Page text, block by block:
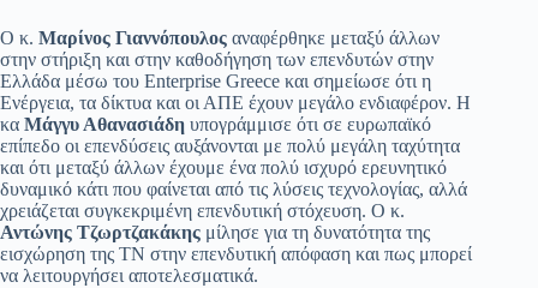
Ο κ. Μαρίνος Γιαννόπουλος αναφέρθηκε μεταξύ άλλων
στην στήριξη και στην καθοδήγηση των επενδυτών στην
Ελλάδα μέσω του Enterprise Greece και σημείωσε ότι η
Ενέργεια, τα δίκτυα και οι ΑΠΕ έχουν μεγάλο ενδιαφέρον. Η
κα Μάγγυ Αθανασιάδη υπογράμμισε ότι σε ευρωπαϊκό
επίπεδο οι επενδύσεις αυξάνονται με πολύ μεγάλη ταχύτητα
και ότι μεταξύ άλλων έχουμε ένα πολύ ισχυρό ερευνητικό
δυναμικό κάτι που φαίνεται από τις λύσεις τεχνολογίας, αλλά
χρειάζεται συγκεκριμένη επενδυτική στόχευση. O κ.
Αντώνης Τζωρτζακάκης μίλησε για τη δυνατότητα της
εισχώρηση της ΤΝ στην επενδυτική απόφαση και πως μπορεί
να λειτουργήσει αποτελεσματικά.